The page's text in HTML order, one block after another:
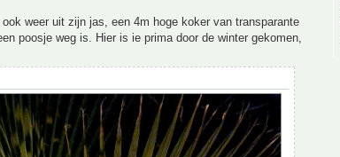
weer uit zijn jas, een 4m hoge koker van transparante
poosje weg is. Hier is ie prima door de winter gekomen,